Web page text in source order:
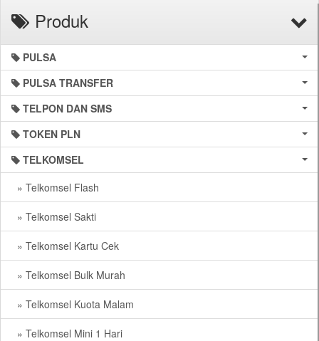
Produk
PULSA
PULSA TRANSFER
TELPON DAN SMS
TOKEN PLN
TELKOMSEL
» Telkomsel Flash
» Telkomsel Sakti
» Telkomsel Kartu Cek
» Telkomsel Bulk Murah
» Telkomsel Kuota Malam
» Telkomsel Mini 1 Hari